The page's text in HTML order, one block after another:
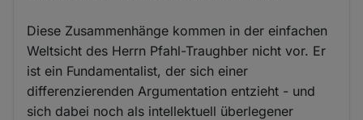
Diese Zusammenhänge kommen in der einfachen
Weltsicht des Herrn Pfahl-Traughber nicht vor. Er
ist ein Fundamentalist, der sich einer
differenzierenden Argumentation entzieht - und
sich dabei noch als intellektuell überlegener